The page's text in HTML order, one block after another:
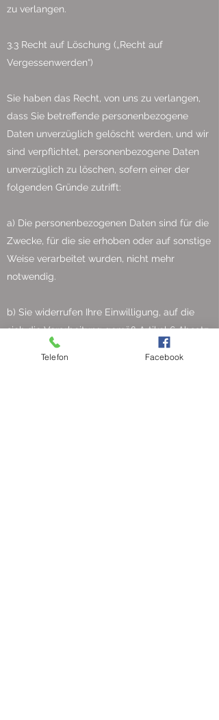
zu verlangen.
3.3 Recht auf Löschung („Recht auf
Vergessenwerden“)
Sie haben das Recht, von uns zu verlangen,
dass Sie betreffende personenbezogene
Daten unverzüglich gelöscht werden, und wir
sind verpflichtet, personenbezogene Daten
unverzüglich zu löschen, sofern einer der
folgenden Gründe zutrifft:
a) Die personenbezogenen Daten sind für die
Zwecke, für die sie erhoben oder auf sonstige
Weise verarbeitet wurden, nicht mehr
notwendig.
b) Sie widerrufen Ihre Einwilligung, auf die
sich die Verarbeitung gemäß Artikel 6 Absatz
1 DSGVO Buchstabe a oder Artikel 9 Absatz 2
Telefon Facebook